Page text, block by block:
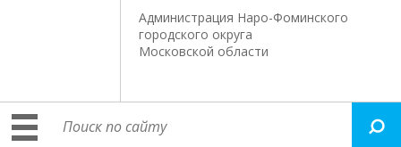
Администрация Наро-Фоминского
городского округа
Московской области